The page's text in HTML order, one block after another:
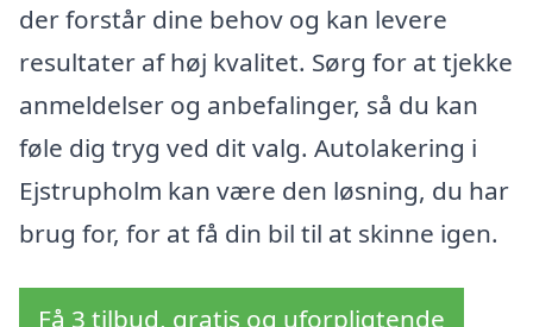
der forstår dine behov og kan levere
resultater af høj kvalitet. Sørg for at tjekke
anmeldelser og anbefalinger, så du kan
føle dig tryg ved dit valg. Autolakering i
Ejstrupholm kan være den løsning, du har
brug for, for at få din bil til at skinne igen.
Få 3 tilbud, gratis og uforpligtende